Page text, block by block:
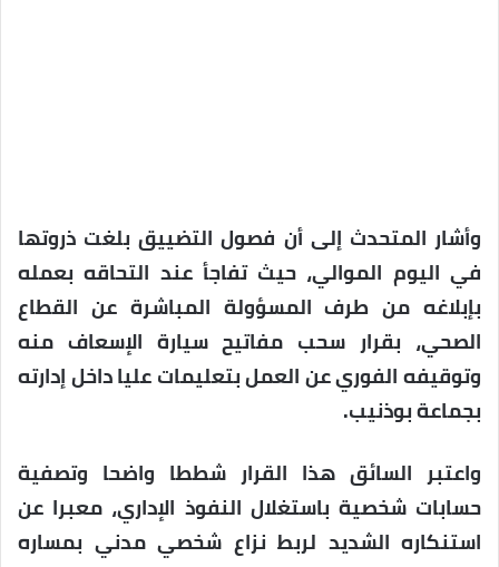
وأشار المتحدث إلى أن فصول التضييق بلغت ذروتها
في اليوم الموالي، حيث تفاجأ عند التحاقه بعمله
بإبلاغه من طرف المسؤولة المباشرة عن القطاع
الصحي، بقرار سحب مفاتيح سيارة الإسعاف منه
وتوقيفه الفوري عن العمل بتعليمات عليا داخل إدارته
بجماعة بوذنيب.
واعتبر السائق هذا القرار شططا واضحا وتصفية
حسابات شخصية باستغلال النفوذ الإداري، معبرا عن
استنكاره الشديد لربط نزاع شخصي مدني بمساره